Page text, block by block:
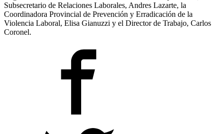
Subsecretario de Relaciones Laborales, Andres Lazarte, la
Coordinadora Provincial de Prevención y Erradicación de la
Violencia Laboral, Elisa Gianuzzi y el Director de Trabajo, Carlos
Coronel.